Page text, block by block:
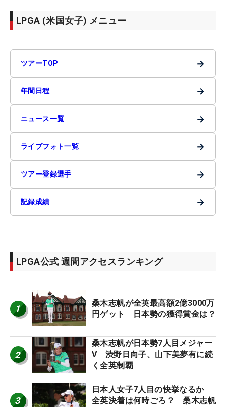
LPGA (米国女子) メニュー
ツアーTOP →
年間日程 →
ニュース一覧 →
ライブフォト一覧 →
ツアー登録選手 →
記録成績 →
LPGA公式 週間アクセスランキング
1
桑木志帆が全英最高額2億3000万
円ゲット 日本勢の獲得賞金は？
2
桑木志帆が日本勢7人目メジャー
V 渋野日向子、山下美夢有に続
く全英制覇
3
日本人女子7人目の快挙なるか
全英決着は何時ごろ？ 桑木志帆